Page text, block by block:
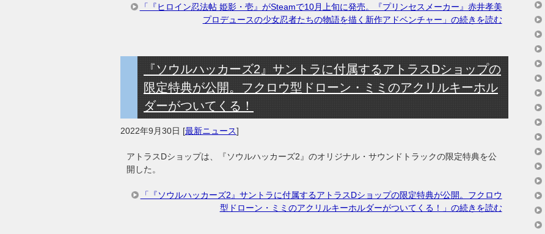
「『ヒロイン忍法帖 姫影・壱』がSteamで10月上旬に発売。『プリンセスメーカー』赤井孝美
プロデュースの少女忍者たちの物語を描く新作アドベンチャー」の続きを読む
『ソウルハッカーズ2』サントラに付属するアトラスDショップの
限定特典が公開。フクロウ型ドローン・ミミのアクリルキーホル
ダーがついてくる！
2022年9月30日 [最新ニュース]
アトラスDショップは、『ソウルハッカーズ2』のオリジナル・サウンドトラックの限定特典を公
開した。
「『ソウルハッカーズ2』サントラに付属するアトラスDショップの限定特典が公開。フクロウ
型ドローン・ミミのアクリルキーホルダーがついてくる！」の続きを読む